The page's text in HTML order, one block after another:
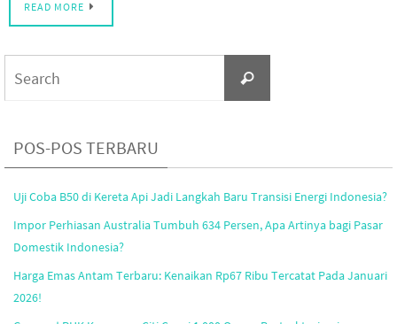
READ MORE
Search
POS-POS TERBARU
Uji Coba B50 di Kereta Api Jadi Langkah Baru Transisi Energi Indonesia?
Impor Perhiasan Australia Tumbuh 634 Persen, Apa Artinya bagi Pasar
Domestik Indonesia?
Harga Emas Antam Terbaru: Kenaikan Rp67 Ribu Tercatat Pada Januari
2026!